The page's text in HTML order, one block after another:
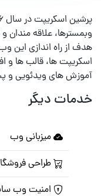
وبمسترها، علاقه مندان
هدف از راه اندازی این
اسکریپت ها، قالب ها و
آموزش های ویدئویی و
خدمات دیگر
میزبانی وب
طراحی
امنیت وب